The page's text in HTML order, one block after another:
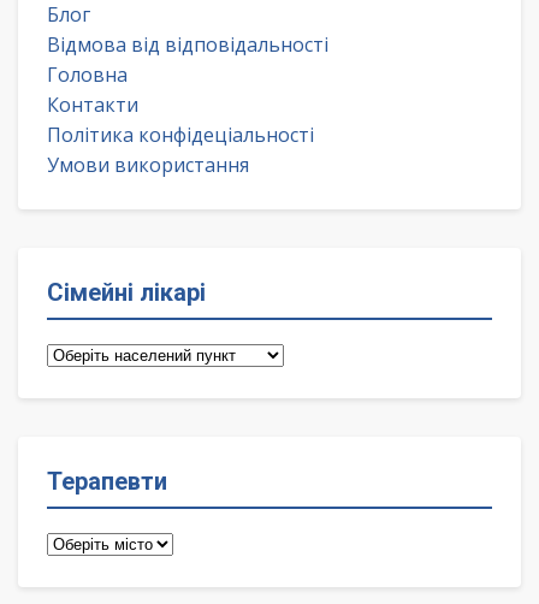
Блог
Відмова від відповідальності
Головна
Контакти
Політика конфідеціальності
Умови використання
Сімейні лікарі
Сімейні
Терапевти
Терапевти